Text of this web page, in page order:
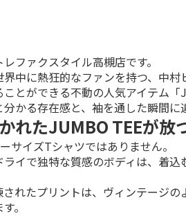
ファクスタイル高槻店です。
中に熱狂的なファンを持つ、中村
とができる不動の人気アイテム「
かる存在感と、袖を通した瞬間に
れたJUMBO TEEが放
サイズTシャツではありません。
イで独特な質感のボディは、着
れたプリントは、ヴィンテージ
。